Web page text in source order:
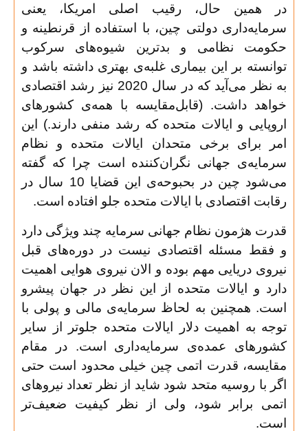
در همین حال، رقیب اصلی امریکا، یعنی
سرمایه‌داری دولتی چین، با استفاده از قرنطینه و
حکومت نظامی و بدترین شیوه‌های سرکوب
توانسته بر این بیماری غلبه‌ی بهتری داشته باشد و
به نظر می‌آید که در سال 2020 نیز رشد اقتصادی
خواهد داشت. (قابل‌مقایسه با همه‌ی کشورهای
اروپایی و ایالات متحده که رشد منفی دارند.) این
امر برای برخی متحدان ایالات متحده و نظام
سرمایه‌ی جهانی نگران‌کننده است چرا که گفته
می‌شود چین در بحبوحه‌ی این قضایا 10 سال در
رقابت اقتصادی با ایالات متحده جلو افتاده است.
قدرت هژمون نظام جهانی سرمایه چند ویژگی دارد
و فقط مسئله اقتصادی نیست در دوره‌های قبل
نیروی دریایی مهم بوده و الان نیروی هوایی اهمیت
دارد و ایالات متحده از این نظر در جهان پیشرو
است. همچنین به لحاظ سرمایه‌ی مالی و پولی با
توجه به اهمیت دلار ایالات متحده جلوتر از سایر
کشورهای عمده‌ی سرمایه‌داری است. در مقام
مقایسه، قدرت اتمی چین خیلی محدود است حتی
اگر با روسیه متحد شود شاید از نظر تعداد نیروهای
اتمی برابر شود،‌ ولی از نظر کیفیت ضعیف‌تر
است.